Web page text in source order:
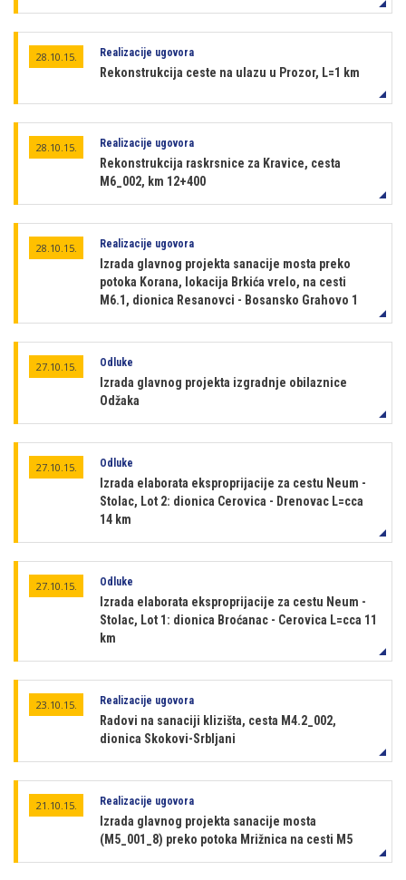
28.10.15. Realizacije ugovora
Rekonstrukcija ceste na ulazu u Prozor, L=1 km
28.10.15. Realizacije ugovora
Rekonstrukcija raskrsnice za Kravice, cesta
M6_002, km 12+400
28.10.15. Realizacije ugovora
Izrada glavnog projekta sanacije mosta preko
potoka Korana, lokacija Brkića vrelo, na cesti
M6.1, dionica Resanovci - Bosansko Grahovo 1
27.10.15. Odluke
Izrada glavnog projekta izgradnje obilaznice
Odžaka
27.10.15. Odluke
Izrada elaborata eksproprijacije za cestu Neum -
Stolac, Lot 2: dionica Cerovica - Drenovac L=cca
14 km
27.10.15. Odluke
Izrada elaborata eksproprijacije za cestu Neum -
Stolac, Lot 1: dionica Broćanac - Cerovica L=cca 11
km
23.10.15. Realizacije ugovora
Radovi na sanaciji klizišta, cesta M4.2_002,
dionica Skokovi-Srbljani
21.10.15. Realizacije ugovora
Izrada glavnog projekta sanacije mosta
(M5_001_8) preko potoka Mrižnica na cesti M5